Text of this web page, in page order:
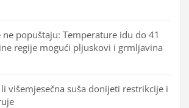
ne popuštaju: Temperature idu do 41
regije mogući pljuskovi i grmljavina
višemjesečna suša donijeti restrikcije i